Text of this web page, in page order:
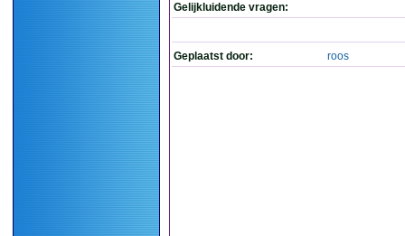
Gelijkluidende vragen:
Geplaatst door: roos